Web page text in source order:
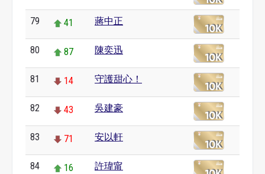
79 41 蔣中正
80 87 陳奕迅
81 14 守護甜心！
82 43 吳建豪
83 71 安以軒
84 16 許瑋甯